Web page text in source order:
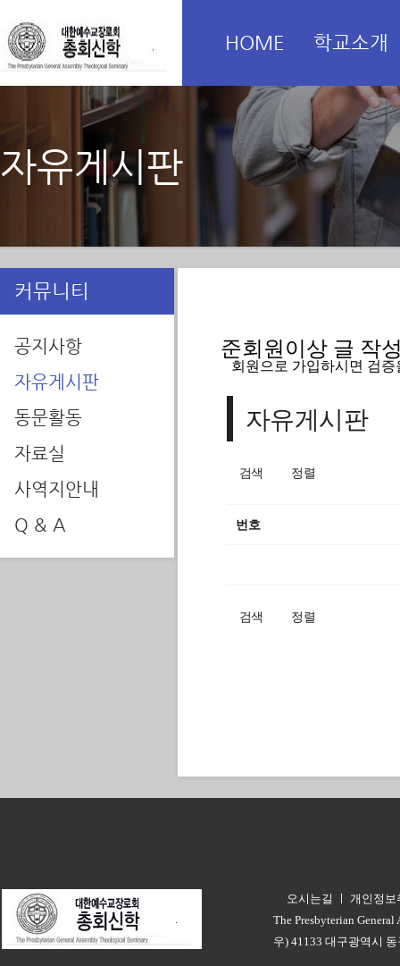
HOME 학교소개
자유게시판
커뮤니티
공지사항
자유게시판
동문활동
자료실
사역지안내
Q & A
준회원이상 글 작
회원으로 가입하시면 검
자유게시판
검색 정렬
번호
검색 정렬
오시는길 ㅣ 개인정보
The Presbyterian
우) 41133 대구광역시